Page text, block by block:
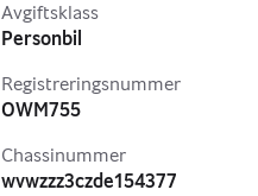
Avgiftsklass
Personbil
Registreringsnummer
OWM755
Chassinummer
wvwzzz3czde154377